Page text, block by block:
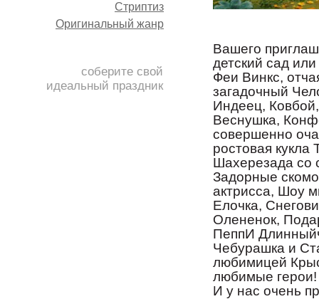
Стриптиз
Оригинальный жанр
соберите свой
идеальный праздник
Вашего
детский сад
Феи Винкс,
загадочный
Индеец,
Веснушка,
совершенно
ростовая
Шахерезада со
Задорные
актрисса, Шоу
Елочка,
Олененок,
ПеппИ
Чебурашка и
любимицей
любимые герои!
И у нас очень